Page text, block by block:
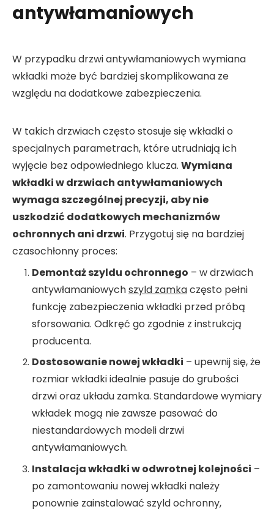
antywłamaniowych
W przypadku drzwi antywłamaniowych wymiana
wkładki może być bardziej skomplikowana ze
względu na dodatkowe zabezpieczenia.
W takich drzwiach często stosuje się wkładki o
specjalnych parametrach, które utrudniają ich
wyjęcie bez odpowiedniego klucza. Wymiana
wkładki w drzwiach antywłamaniowych
wymaga szczególnej precyzji, aby nie
uszkodzić dodatkowych mechanizmów
ochronnych ani drzwi. Przygotuj się na bardziej
czasochłonny proces:
Demontaż szyldu ochronnego – w drzwiach
antywłamaniowychszyld zamkaczęsto pełni
funkcję zabezpieczenia wkładki przed próbą
sforsowania. Odkręć go zgodnie z instrukcją
producenta.
Dostosowanie nowej wkładki – upewnij się, że
rozmiar wkładki idealnie pasuje do grubości
drzwi oraz układu zamka. Standardowe wymiary
wkładek mogą nie zawsze pasować do
niestandardowych modeli drzwi
antywłamaniowych.
Instalacja wkładki w odwrotnej kolejności –
po zamontowaniu nowej wkładki należy
ponownie zainstalować szyld ochronny,